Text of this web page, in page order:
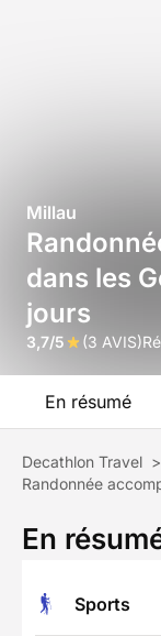
Millau
dans les
jours
3,7/5 (3 AVIS)
En résumé
Decathlon Travel >
Randonnée
En
Sports